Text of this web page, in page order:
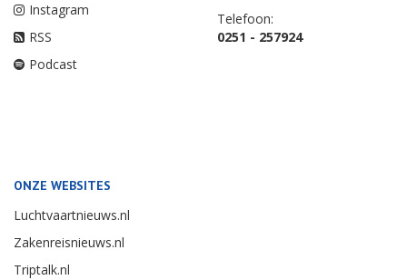
Instagram
RSS
Podcast
Telefoon:
0251 - 257924
ONZE WEBSITES
Luchtvaartnieuws.nl
Zakenreisnieuws.nl
Triptalk.nl